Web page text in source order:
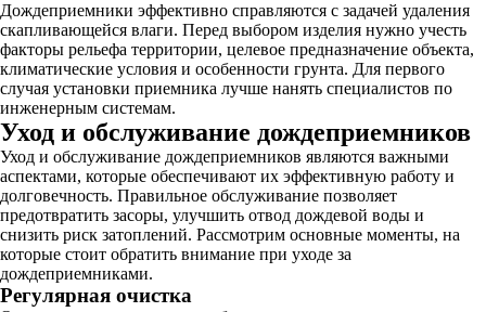
Дождеприемники эффективно справляются с задачей удаления
скапливающейся влаги. Перед выбором изделия нужно учесть
факторы рельефа территории, целевое предназначение объекта,
климатические условия и особенности грунта. Для первого
случая установки приемника лучше нанять специалистов по
инженерным системам.
Уход и обслуживание дождеприемников
Уход и обслуживание дождеприемников являются важными
аспектами, которые обеспечивают их эффективную работу и
долговечность. Правильное обслуживание позволяет
предотвратить засоры, улучшить отвод дождевой воды и
снизить риск затоплений. Рассмотрим основные моменты, на
которые стоит обратить внимание при уходе за
дождеприемниками.
Регулярная очистка